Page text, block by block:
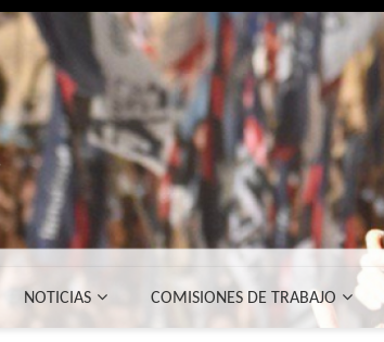
NOTICIAS COMISIONES DE TRABAJO